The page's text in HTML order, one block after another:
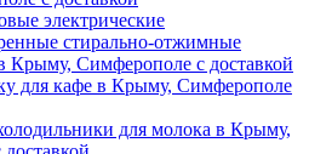
электрические
стирально-отжимные
Симферополе с доставкой
для кафе в Крыму, Симферополе
для молока в Крыму,